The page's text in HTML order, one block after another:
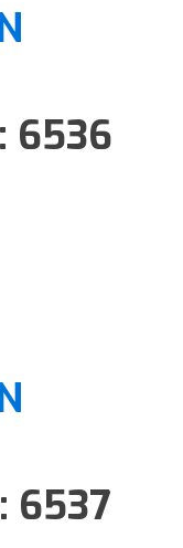
6536
6537